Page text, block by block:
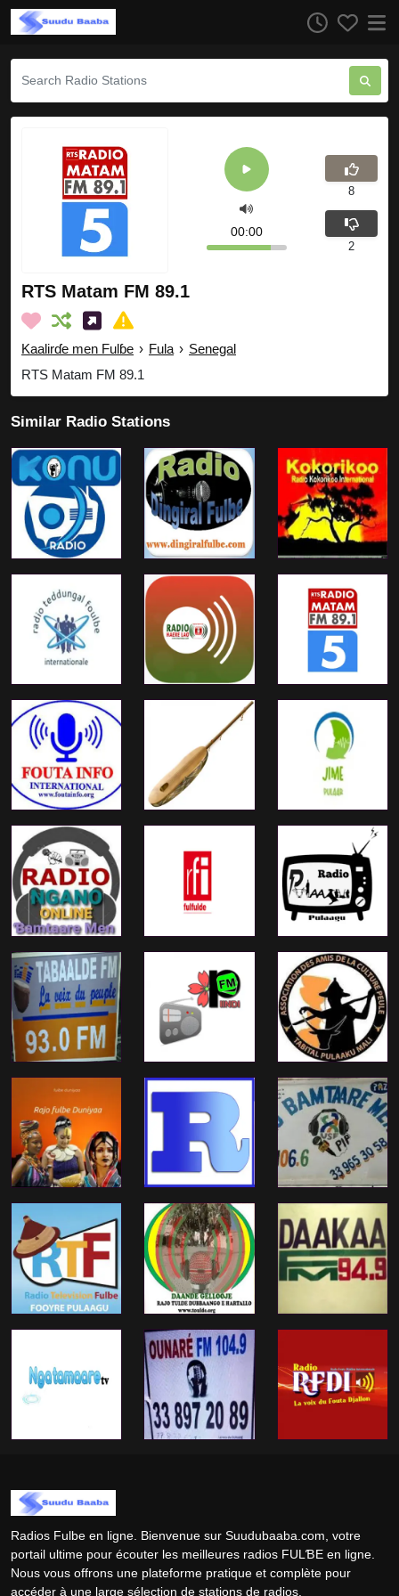
RTS Matam FM 89.1
Kaalirɗe men Fulɓe › Fula › Senegal
RTS Matam FM 89.1
00:00
8
2
Similar Radio Stations
Radios Fulbe en ligne. Bienvenue sur Suudubaaba.com, votre
portail ultime pour écouter les meilleures radios FULƁE en ligne.
Nous vous offrons une plateforme pratique et complète pour
accéder à une large sélection de stations de radios.